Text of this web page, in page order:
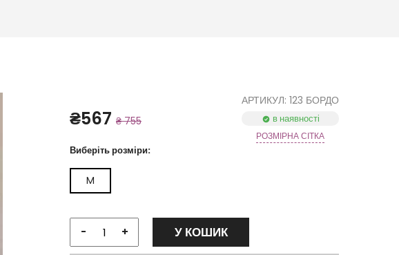
₴567 ₴ 755
АРТИКУЛ: 123 БОРДО
в наявності
РОЗМІРНА СІТКА
Виберіть розміри:
M
- + У КОШИК